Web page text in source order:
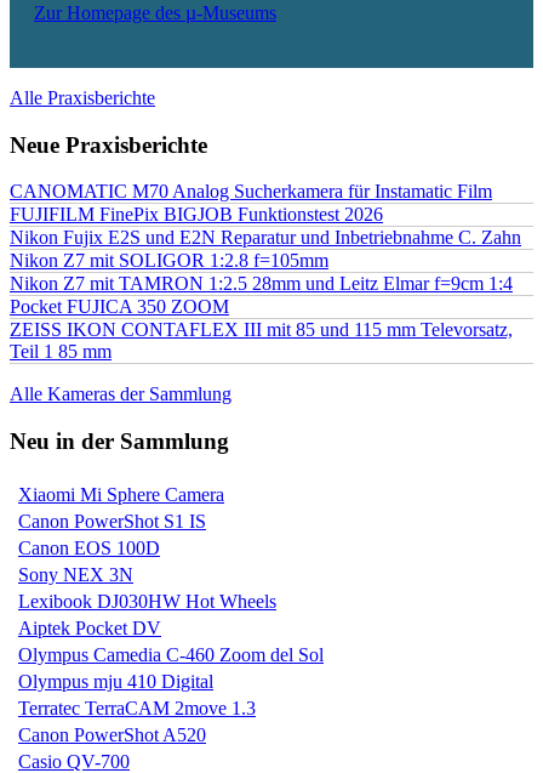
Zur Homepage des µ-Museums
Alle Praxisberichte
Neue Praxisberichte
CANOMATIC M70 Analog Sucherkamera für Instamatic Film
FUJIFILM FinePix BIGJOB Funktionstest 2026
Nikon Fujix E2S und E2N Reparatur und Inbetriebnahme C. Zahn
Nikon Z7 mit SOLIGOR 1:2.8 f=105mm
Nikon Z7 mit TAMRON 1:2.5 28mm und Leitz Elmar f=9cm 1:4
Pocket FUJICA 350 ZOOM
ZEISS IKON CONTAFLEX III mit 85 und 115 mm Televorsatz,
Teil 1 85 mm
Alle Kameras der Sammlung
Neu in der Sammlung
Xiaomi Mi Sphere Camera
Canon PowerShot S1 IS
Canon EOS 100D
Sony NEX 3N
Lexibook DJ030HW Hot Wheels
Aiptek Pocket DV
Olympus Camedia C-460 Zoom del Sol
Olympus mju 410 Digital
Terratec TerraCAM 2move 1.3
Canon PowerShot A520
Casio QV-700